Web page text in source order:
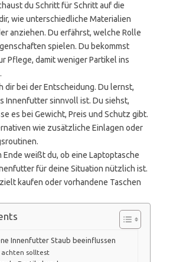
du Schritt für Schritt auf die
wie unterschiedliche Materialien
anziehen. Du erfährst, welche Rolle
spielen. Du bekommst
Pflege, damit weniger Partikel ins
dir bei der Entscheidung. Du lernst,
Innenfutter sinnvoll ist. Du siehst,
es bei Gewicht, Preis und Schutz gibt.
wie zusätzliche Einlagen oder
Ende weißt du, ob eine Laptoptasche
für deine Situation nützlich ist.
kaufen oder vorhandene Taschen
Innenfutter Staub beeinflussen
achten solltest